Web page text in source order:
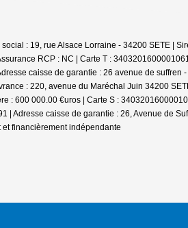
: 19, rue Alsace Lorraine - 34200 SETE |
RCP : NC | Carte T :
caisse de garantie : 26 avenue de
: 220, avenue du Maréchal Juin 34200
: 600 000.00 €uros | Carte S :
Adresse caisse de garantie : 26, Avenue de
financièrement indépendante